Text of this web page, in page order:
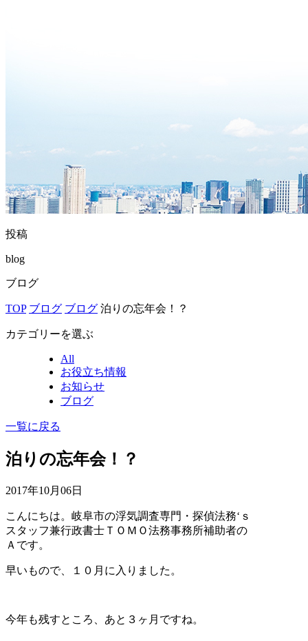
投稿
blog
ブログ
TOP ブログ ブログ 泊りの忘年会！？
カテゴリーを選ぶ
All
お役立ち情報
お知らせ
ブログ
一覧に戻る
泊りの忘年会！？
2017年10月06日
こんにちは。岐阜市の浮気調査専門・探偵法務‘ｓ
スタッフ兼行政書士ＴＯＭＯ法務事務所補助者の
Ａです。
早いもので、１０月に入りました。
今年も残すところ、あと３ヶ月ですね。